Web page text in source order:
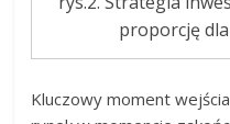
proporcję
Kluczowy moment